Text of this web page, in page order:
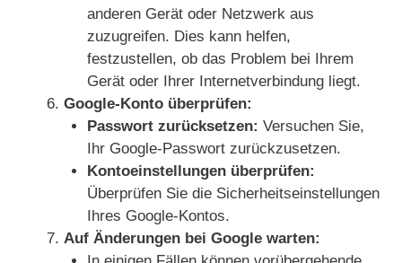
anderen Gerät oder Netzwerk aus
zuzugreifen. Dies kann helfen,
festzustellen, ob das Problem bei Ihrem
Gerät oder Ihrer Internetverbindung liegt.
Google-Konto überprüfen:
Passwort zurücksetzen: Versuchen Sie,
Ihr Google-Passwort zurückzusetzen.
Kontoeinstellungen überprüfen:
Überprüfen Sie die Sicherheitseinstellungen
Ihres Google-Kontos.
Auf Änderungen bei Google warten: